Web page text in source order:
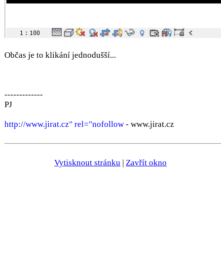
Občas je to klikání jednodušší...
-------------
PJ
http://www.jirat.cz" rel="nofollow - www.jirat.cz
Vytisknout stránku | Zavřít okno